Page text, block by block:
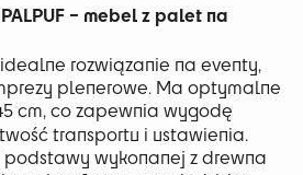
– mebel z palet na
idealne rozwiązanie na eventy,
plenerowe. Ma optymalne
cm, co zapewnia wygodę
transportu i ustawienia.
podstawy wykonanej z drewna